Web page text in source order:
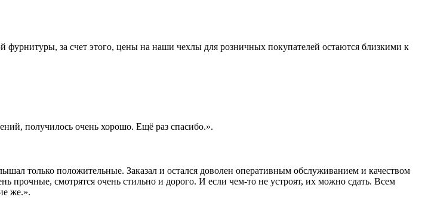
за счет этого, цены на наши чехлы для розничных покупателей остаются близкими к
получилось очень хорошо. Ещё раз спасибо.».
только положительные. Заказал и остался доволен оперативным обслуживанием и качеством
прочные, смотрятся очень стильно и дорого. И если чем-то не устроят, их можно сдать. Всем
же.».